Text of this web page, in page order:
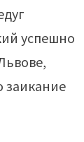
успешно
заикание